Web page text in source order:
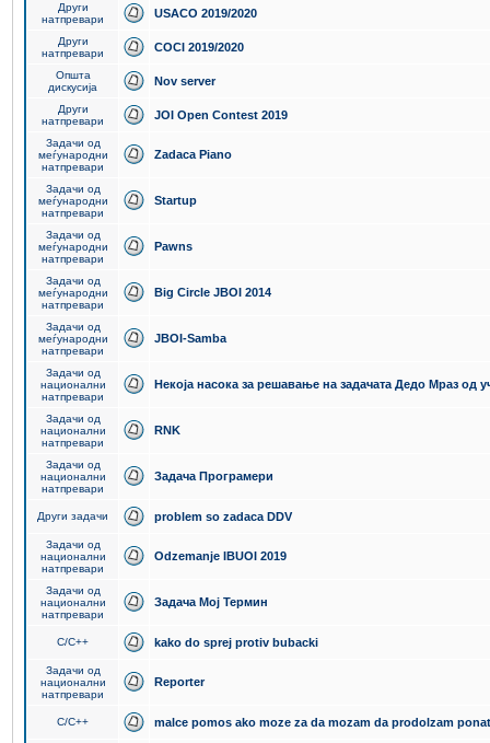
Други
натпревари
USACO 2019/2020
Други
натпревари
COCI 2019/2020
Општа
дискусија
Nov server
Други
натпревари
JOI Open Contest 2019
Задачи од
меѓународни
натпревари
Zadaca Piano
Задачи од
меѓународни
натпревари
Startup
Задачи од
меѓународни
натпревари
Pawns
Задачи од
меѓународни
натпревари
Big Circle JBOI 2014
Задачи од
меѓународни
натпревари
JBOI-Samba
Задачи од
национални
натпревари
Некоја насока за решавање на задачата Дедо Мраз од
Задачи од
национални
натпревари
RNK
Задачи од
национални
натпревари
Задача Програмери
Други задачи problem so zadaca DDV
Задачи од
национални
натпревари
Odzemanje IBUOI 2019
Задачи од
национални
натпревари
Задача Мој Термин
C/C++ kako do sprej protiv bubacki
Задачи од
национални
натпревари
Reporter
C/C++ malce pomos ako moze za da mozam da prodolzam